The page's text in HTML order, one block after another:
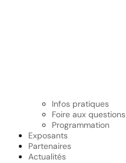
Infos pratiques
Foire aux questions
Programmation
Exposants
Partenaires
Actualités